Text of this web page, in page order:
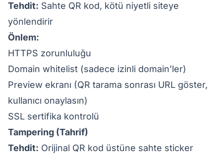
Tehdit: Sahte QR kod, kötü niyetli siteye
yönlendirir
Önlem:
HTTPS zorunluluğu
Domain whitelist (sadece izinli domain’ler)
Preview ekranı (QR tarama sonrası URL göster,
kullanıcı onaylasın)
SSL sertifika kontrolü
Tampering (Tahrif)
Tehdit: Orijinal QR kod üstüne sahte sticker